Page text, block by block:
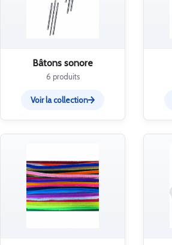
Bâtons sonore
6 produits
Voir la collection